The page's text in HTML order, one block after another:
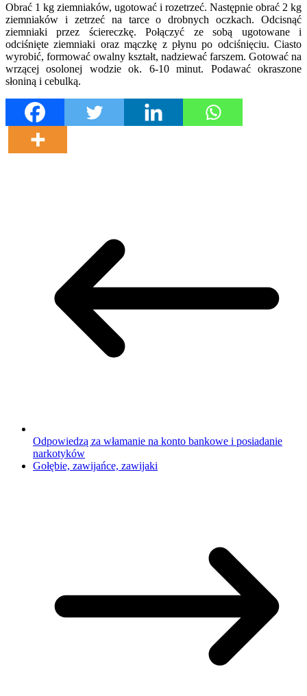
Obrać 1 kg ziemniaków, ugotować i rozetrzeć. Następnie obrać 2 kg
ziemniaków i zetrzeć na tarce o drobnych oczkach. Odcisnąć
ziemniaki przez ściereczkę. Połączyć ze sobą ugotowane i
odciśnięte ziemniaki oraz mączkę z płynu po odciśnięciu. Ciasto
wyrobić, formować owalny kształt, nadziewać farszem. Gotować na
wrzącej osolonej wodzie ok. 6-10 minut. Podawać okraszone
słoniną i cebulką.
Odpowiedzą za włamanie na konto bankowe i posiadanie
narkotyków
Gołębie, zawijańce, zawijaki